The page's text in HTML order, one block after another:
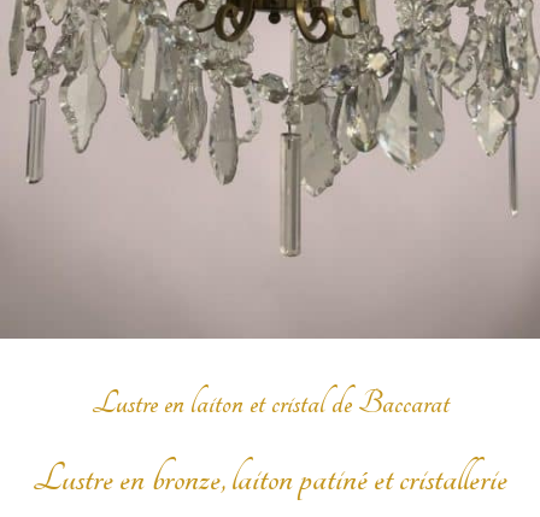
Lustre en laiton et cristal de Baccarat
Lustre en bronze, laiton patiné et cristallerie